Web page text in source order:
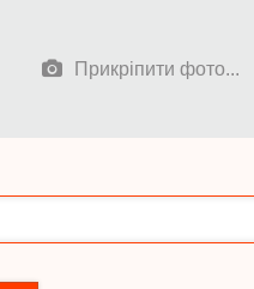
Прикріпити фото...